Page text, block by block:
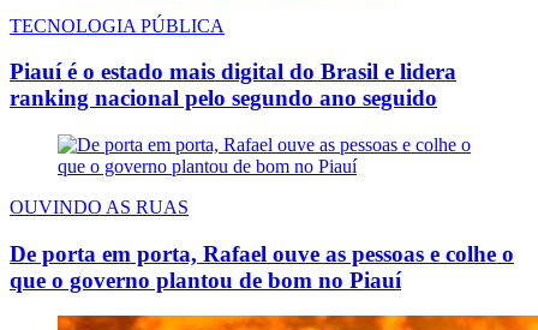
TECNOLOGIA PÚBLICA
Piauí é o estado mais digital do Brasil e lidera
ranking nacional pelo segundo ano seguido
OUVINDO AS RUAS
De porta em porta, Rafael ouve as pessoas e colhe o
que o governo plantou de bom no Piauí